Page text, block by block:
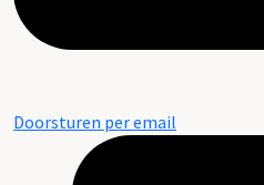
Doorsturen per email